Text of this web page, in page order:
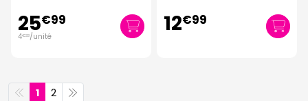
25€99
4€33/unité 12€99
1 2